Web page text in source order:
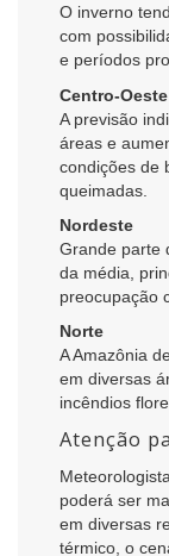
O inverno
com
e períodos
Centro-Oeste
A previsão
áreas e
condições de
queimadas.
Nordeste
Grande parte
da média,
preocupação
Norte
A Amazônia
em diversas
incêndios
Atenção
poderá ser
em diversas
térmico, o